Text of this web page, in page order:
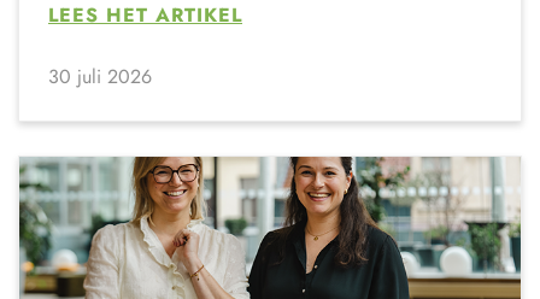
LEES HET ARTIKEL
30 juli 2026